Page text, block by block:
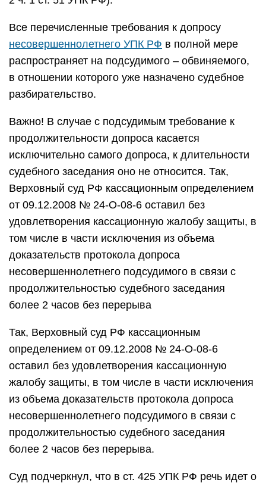
Все перечисленные требования к допросу
несовершеннолетнего УПК РФ в полной мере
распространяет на подсудимого – обвиняемого,
в отношении которого уже назначено судебное
разбирательство.
Важно! В случае с подсудимым требование к
продолжительности допроса касается
исключительно самого допроса, к длительности
судебного заседания оно не относится. Так,
Верховный суд РФ кассационным определением
от 09.12.2008 № 24-О-08-6 оставил без
удовлетворения кассационную жалобу защиты, в
том числе в части исключения из объема
доказательств протокола допроса
несовершеннолетнего подсудимого в связи с
продолжительностью судебного заседания
более 2 часов без перерыва
Так, Верховный суд РФ кассационным
определением от 09.12.2008 № 24-О-08-6
оставил без удовлетворения кассационную
жалобу защиты, в том числе в части исключения
из объема доказательств протокола допроса
несовершеннолетнего подсудимого в связи с
продолжительностью судебного заседания
более 2 часов без перерыва.
Суд подчеркнул, что в ст. 425 УПК РФ речь идет о